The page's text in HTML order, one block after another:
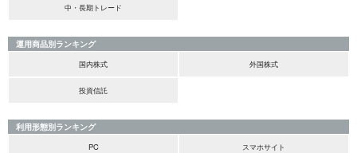
中・長期トレード
運用商品別ランキング
国内株式
外国株式
投資信託
利用形態別ランキング
PC
スマホサイト